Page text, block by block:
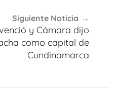
Siguiente Noticia
y Cámara dijo
como capital de
Cundinamarca